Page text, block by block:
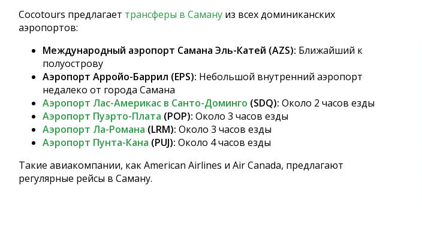
Cocotours предлагает трансферы в Саману из всех доминиканских
аэропортов:
Международный аэропорт Самана Эль-Катей (AZS): Ближайший к
полуострову
Аэропорт Арройо-Баррил (EPS): Небольшой внутренний аэропорт
недалеко от города Самана
Аэропорт Лас-Америкас в Санто-Доминго (SDQ): Около 2 часов езды
Аэропорт Пуэрто-Плата (POP): Около 3 часов езды
Аэропорт Ла-Романа (LRM): Около 3 часов езды
Аэропорт Пунта-Кана (PUJ): Около 4 часов езды
Такие авиакомпании, как American Airlines и Air Canada, предлагают
регулярные рейсы в Саману.